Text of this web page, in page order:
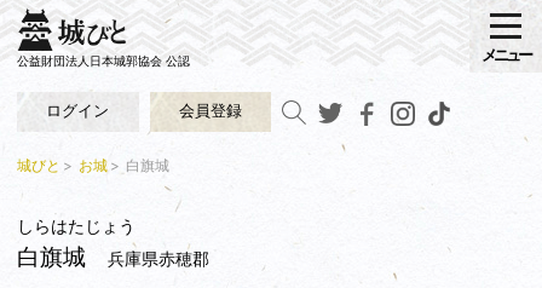
公益財団法人日本城郭協会 公認
ログイン 会員登録
メニュー
城びと お城 白旗城
しらはたじょう
白旗城
兵庫県赤穂郡